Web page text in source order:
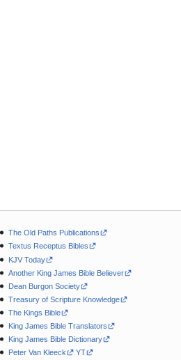
The Old Paths Publications
Textus Receptus Bibles
KJV Today
Another King James Bible Believer
Dean Burgon Society
Treasury of Scripture Knowledge
The Kings Bible
King James Bible Translators
King James Bible Dictionary
Peter Van Kleeck
YT